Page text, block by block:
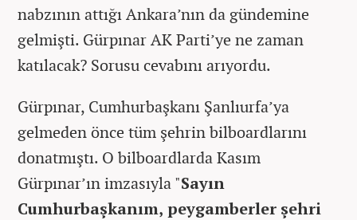
nabzının attığı Ankara’nın da gündemine
gelmişti. Gürpınar AK Parti’ye ne zaman
katılacak? Sorusu cevabını arıyordu.
Gürpınar, Cumhurbaşkanı Şanlıurfa’ya
gelmeden önce tüm şehrin bilboardlarını
donatmıştı. O bilboardlarda Kasım
Gürpınar’ın imzasıyla "Sayın
Cumhurbaşkanım, peygamberler şehri